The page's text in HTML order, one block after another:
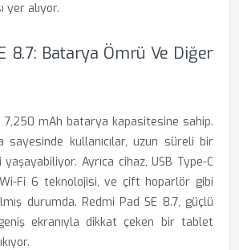
yer alıyor.
8.7: Batarya Ömrü Ve Diğer
7,250 mAh batarya kapasitesine sahip.
sayesinde kullanıcılar, uzun süreli bir
Ayrıca cihaz, USB Type-C
Wi-Fi 6 teknolojisi, ve çift hoparlör gibi
durumda. Redmi Pad SE 8.7, güçlü
ekranıyla dikkat çeken bir tablet